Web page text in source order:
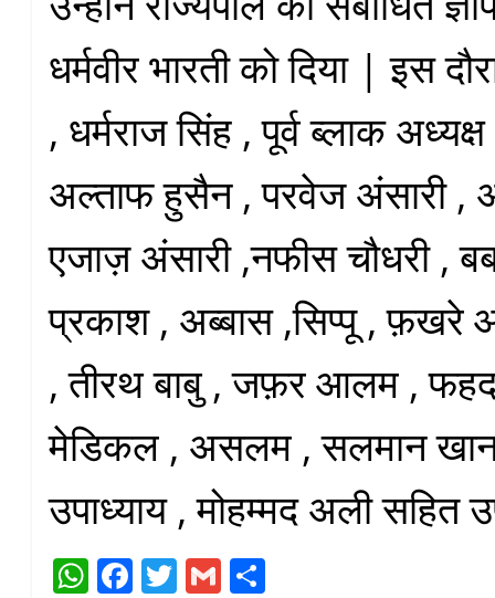
धर्मवीर भारती को दिया | इस
, धर्मराज सिंह , पूर्व ब्लाक
अल्ताफ हुसैन , परवेज अंसारी ,
एजाज़ अंसारी ,नफीस चौधरी ,
प्रकाश , अब्बास ,सिप्पू , फ़खरे
, तीरथ बाबु , जफ़र आलम , फहद
मेडिकल , असलम , सलमान
उपाध्याय , मोहम्मद अली सहित
W Fa T
G